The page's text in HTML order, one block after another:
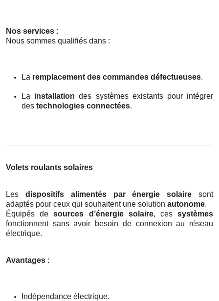
Nos services :
Nous sommes qualifiés dans :
La remplacement des commandes défectueuses.
La installation des systèmes existants pour intégrer
des technologies connectées.
Volets roulants solaires
Les dispositifs alimentés par énergie solaire sont
adaptés pour ceux qui souhaitent une solution autonome.
Équipés desources d’énergie solaire, cessystèmes
fonctionnent sans avoir besoin de connexion au réseau
électrique.
Avantages :
Indépendance électrique.